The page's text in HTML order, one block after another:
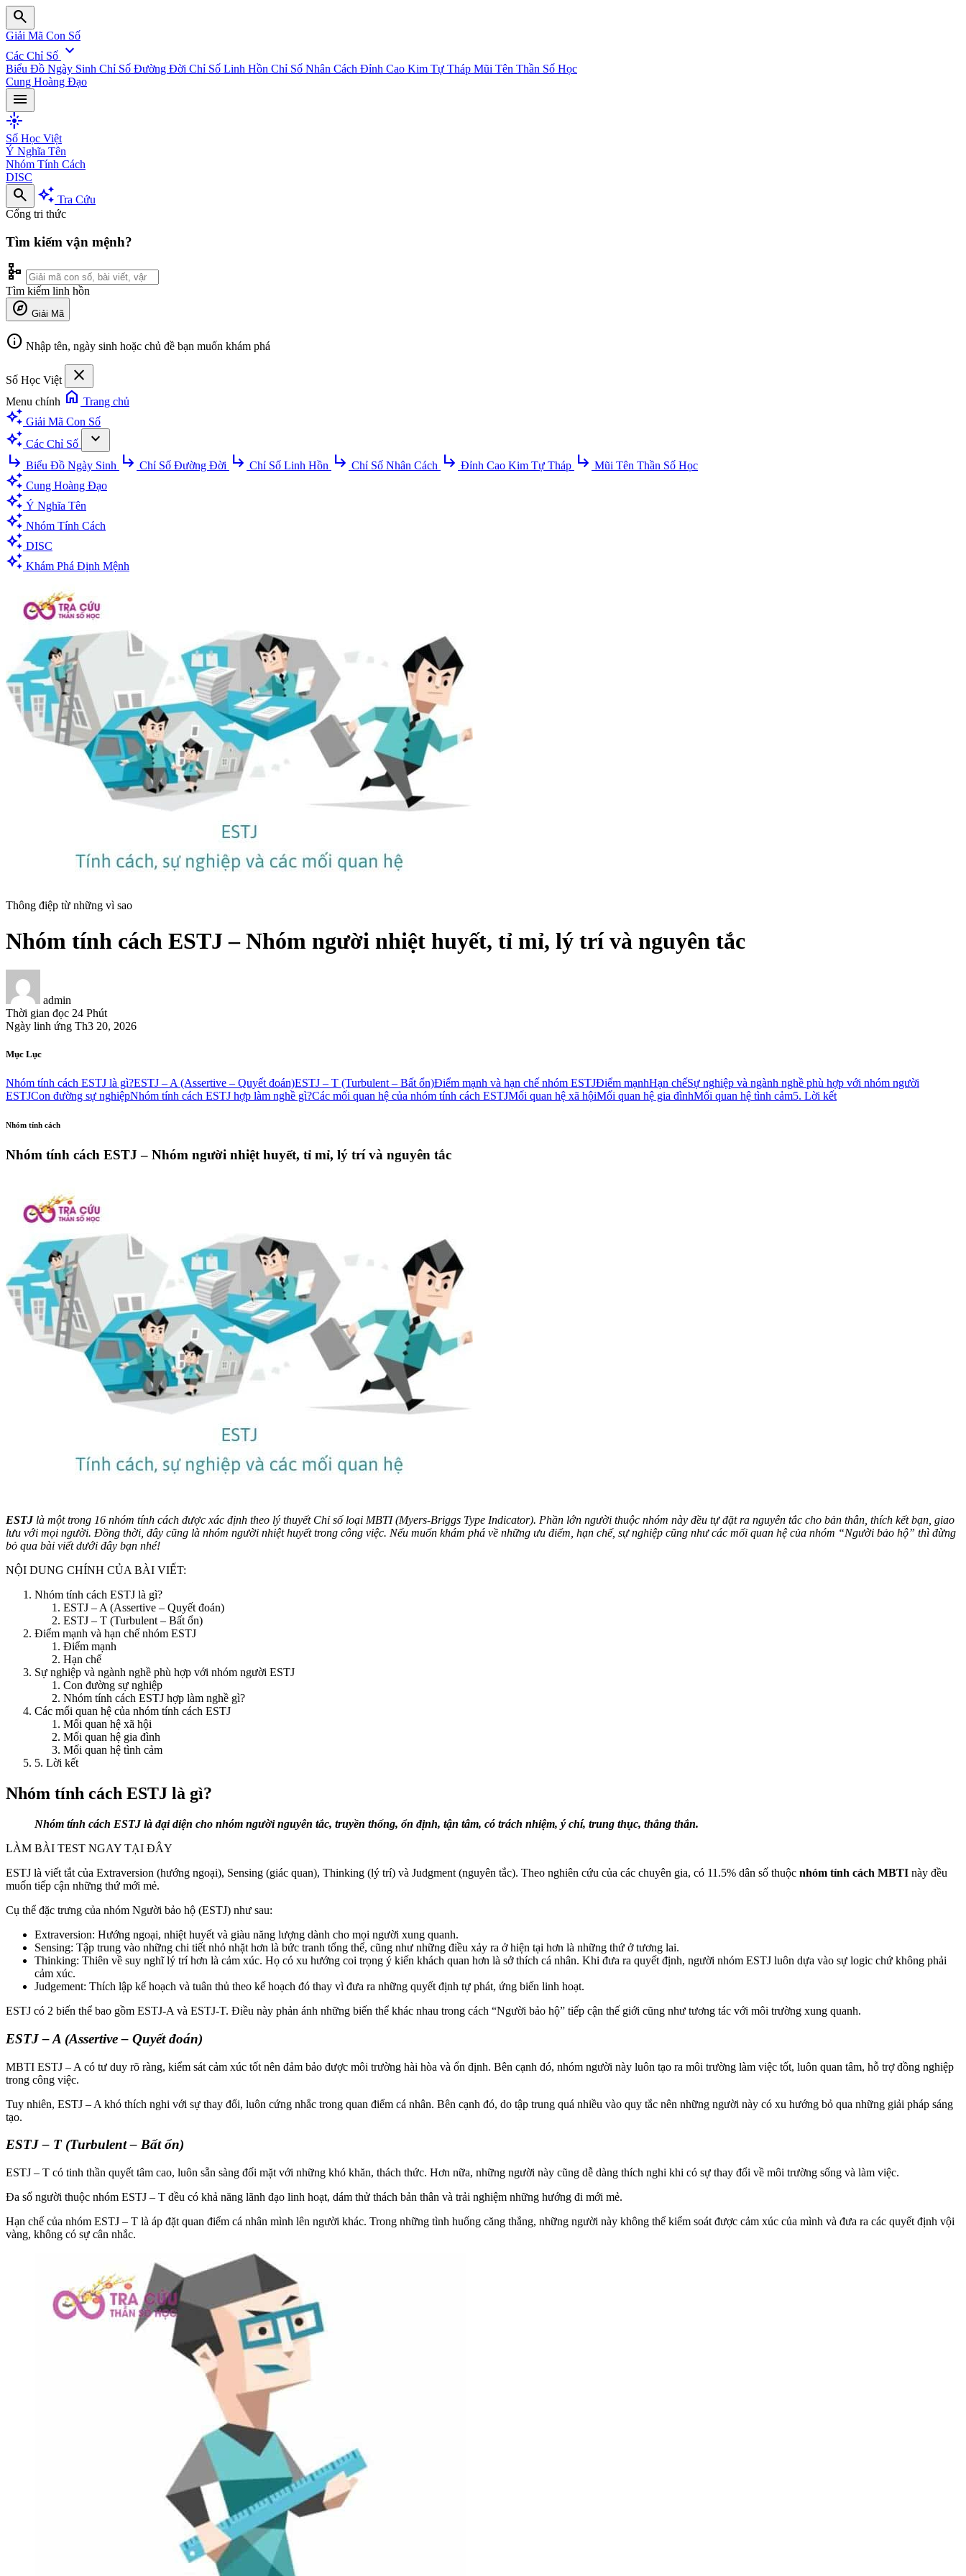
search
Giải Mã Con Số
Các Chỉ Số expand_more
Biểu Đồ Ngày Sinh Chỉ Số Đường Đời Chỉ Số Linh Hồn Chỉ Số Nhân Cách Đỉnh Cao Kim Tự Tháp Mũi Tên Thần Số Học
Cung Hoàng Đạo
menu
flare
Số Học Việt
Ý Nghĩa Tên
Nhóm Tính Cách
DISC
search auto_awesome Tra Cứu
Cổng tri thức
Tìm kiếm vận mệnh?
schema
Tìm kiếm linh hồn
explore Giải Mã
info Nhập tên, ngày sinh hoặc chủ đề bạn muốn khám phá
Số Học Việt close
Menu chính home Trang chủ
auto_awesome Giải Mã Con Số
auto_awesome Các Chỉ Số
expand_more
subdirectory_arrow_right Biểu Đồ Ngày Sinh subdirectory_arrow_right Chỉ Số Đường Đời subdirectory_arrow_right Chỉ Số Linh Hồn subdirectory_arrow_right Chỉ Số Nhân Cách subdirectory_arrow_right Đỉnh Cao Kim Tự Tháp subdirectory_arrow_right Mũi Tên Thần Số Học
auto_awesome Cung Hoàng Đạo
auto_awesome Ý Nghĩa Tên
auto_awesome Nhóm Tính Cách
auto_awesome DISC
auto_awesome Khám Phá Định Mệnh
Thông điệp từ những vì sao
Nhóm tính cách ESTJ – Nhóm người nhiệt huyết, tỉ mỉ, lý trí và nguyên tắc
admin
Thời gian đọc 24 Phút
Ngày linh ứng Th3 20, 2026
Mục Lục
Nhóm tính cách ESTJ là gì?ESTJ – A (Assertive – Quyết đoán)ESTJ – T (Turbulent – Bất ổn)Điểm mạnh và hạn chế nhóm ESTJĐiểm mạnhHạn chếSự nghiệp và ngành nghề phù hợp với nhóm người
ESTJCon đường sự nghiệpNhóm tính cách ESTJ hợp làm nghề gì?Các mối quan hệ của nhóm tính cách ESTJMối quan hệ xã hộiMối quan hệ gia đìnhMối quan hệ tình cảm5. Lời kết
Nhóm tính cách
Nhóm tính cách ESTJ – Nhóm người nhiệt huyết, tỉ mỉ, lý trí và nguyên tắc
ESTJlà một trong 16 nhóm tính cách được xác định theo lý thuyết Chỉ số loại MBTI (Myers-Briggs Type Indicator). Phần lớn người thuộc nhóm này đều tự đặt ra nguyên tắc cho bản thân, thích kết bạn, giao
lưu với mọi người. Đồng thời, đây cũng là nhóm người nhiệt huyết trong công việc. Nếu muốn khám phá về những ưu điểm, hạn chế, sự nghiệp cũng như các mối quan hệ của nhóm “Người bảo hộ” thì đừng
bỏ qua bài viết dưới đây bạn nhé!
NỘI DUNG CHÍNH CỦA BÀI VIẾT:
Nhóm tính cách ESTJ là gì?
ESTJ – A (Assertive – Quyết đoán)
ESTJ – T (Turbulent – Bất ổn)
Điểm mạnh và hạn chế nhóm ESTJ
Điểm mạnh
Hạn chế
Sự nghiệp và ngành nghề phù hợp với nhóm người ESTJ
Con đường sự nghiệp
Nhóm tính cách ESTJ hợp làm nghề gì?
Các mối quan hệ của nhóm tính cách ESTJ
Mối quan hệ xã hội
Mối quan hệ gia đình
Mối quan hệ tình cảm
5. Lời kết
Nhóm tính cách ESTJ là gì?
Nhóm tính cách ESTJ là đại diện cho nhóm người nguyên tắc, truyền thống, ổn định, tận tâm, có trách nhiệm, ý chí, trung thục, thẳng thắn.
LÀM BÀI TEST NGAY TẠI ĐÂY
ESTJ là viết tắt của Extraversion (hướng ngoại), Sensing (giác quan), Thinking (lý trí) và Judgment (nguyên tắc). Theo nghiên cứu của các chuyên gia, có 11.5% dân số thuộc nhóm tính cách MBTI này đều
muốn tiếp cận những thứ mới mẻ.
Cụ thể đặc trưng của nhóm Người bảo hộ (ESTJ) như sau:
Extraversion: Hướng ngoại, nhiệt huyết và giàu năng lượng dành cho mọi người xung quanh.
Sensing: Tập trung vào những chi tiết nhỏ nhặt hơn là bức tranh tổng thể, cũng như những điều xảy ra ở hiện tại hơn là những thứ ở tương lai.
Thinking: Thiên về suy nghĩ lý trí hơn là cảm xúc. Họ có xu hướng coi trọng ý kiến khách quan hơn là sở thích cá nhân. Khi đưa ra quyết định, người nhóm ESTJ luôn dựa vào sự logic chứ không phải
cảm xúc.
Judgement: Thích lập kế hoạch và tuân thủ theo kế hoạch đó thay vì đưa ra những quyết định tự phát, ứng biến linh hoạt.
ESTJ có 2 biến thể bao gồm ESTJ-A và ESTJ-T. Điều này phản ánh những biến thể khác nhau trong cách “Người bảo hộ” tiếp cận thế giới cũng như tương tác với môi trường xung quanh.
ESTJ – A (Assertive – Quyết đoán)
MBTI ESTJ – A có tư duy rõ ràng, kiểm sát cảm xúc tốt nên đảm bảo được môi trường hài hòa và ổn định. Bên cạnh đó, nhóm người này luôn tạo ra môi trường làm việc tốt, luôn quan tâm, hỗ trợ đồng nghiệp
trong công việc.
Tuy nhiên, ESTJ – A khó thích nghi với sự thay đổi, luôn cứng nhắc trong quan điểm cá nhân. Bên cạnh đó, do tập trung quá nhiều vào quy tắc nên những người này có xu hướng bỏ qua những giải pháp sáng
tạo.
ESTJ – T (Turbulent – Bất ổn)
ESTJ – T có tinh thần quyết tâm cao, luôn sẵn sàng đối mặt với những khó khăn, thách thức. Hơn nữa, những người này cũng dễ dàng thích nghi khi có sự thay đổi về môi trường sống và làm việc.
Đa số người thuộc nhóm ESTJ – T đều có khả năng lãnh đạo linh hoạt, dám thử thách bản thân và trải nghiệm những hướng đi mới mẻ.
Hạn chế của nhóm ESTJ – T là áp đặt quan điểm cá nhân mình lên người khác. Trong những tình huống căng thẳng, những người này không thể kiểm soát được cảm xúc của mình và đưa ra các quyết định vội
vàng, không có sự cân nhắc.